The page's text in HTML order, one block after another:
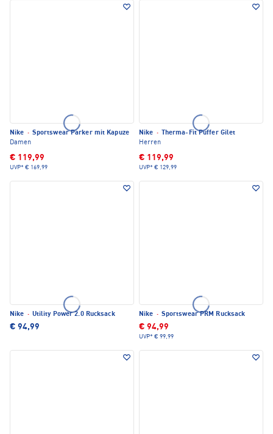
Nike · Sportswear Parker mit Kapuze
Damen
€ 119,99
UVP* € 169,99
Nike ·
Therma-Fit Puffer Gilet
Herren
€ 119,99
UVP* € 129,99
Nike · Utility Power 2.0 Rucksack
€ 94,99
Nike · Sportswear PRM Rucksack
€ 94,99
UVP* € 99,99